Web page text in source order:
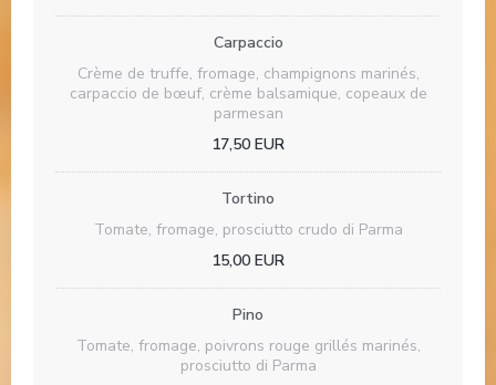
Carpaccio
Crème de truffe, fromage, champignons marinés,
carpaccio de bœuf, crème balsamique, copeaux de
parmesan
17,50 EUR
Tortino
Tomate, fromage, prosciutto crudo di Parma
15,00 EUR
Pino
Tomate, fromage, poivrons rouge grillés marinés,
prosciutto di Parma
Pizzeria Giuseppino